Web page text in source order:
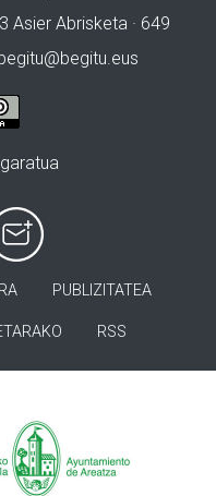
Asier Abrisketa · 649
PUBLIZITATEA
RSS